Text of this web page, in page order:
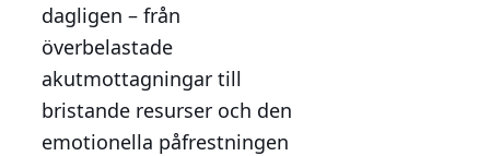
dagligen – från
överbelastade
akutmottagningar till
bristande resurser och den
emotionella påfrestningen